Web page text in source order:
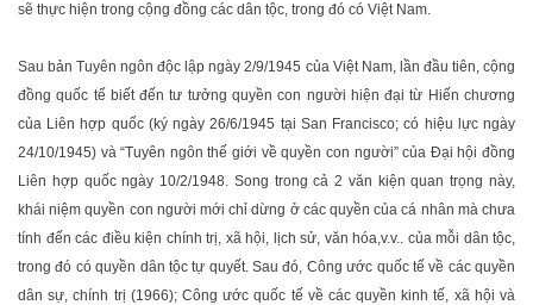
sẽ thực hiện trong cộng đồng các dân tộc, trong đó có Việt Nam.
Sau bản Tuyên ngôn độc lập ngày 2/9/1945 của Việt Nam, lần đầu tiên, cộng
đồng quốc tế biết đến tư tưởng quyền con người hiện đại từ Hiến chương
của Liên hợp quốc (ký ngày 26/6/1945 tại San Francisco; có hiệu lực ngày
24/10/1945) và “Tuyên ngôn thế giới về quyền con người” của Đại hội đồng
Liên hợp quốc ngày 10/2/1948. Song trong cả 2 văn kiện quan trọng này,
khái niệm quyền con người mới chỉ dừng ở các quyền của cá nhân mà chưa
tính đến các điều kiện chính trị, xã hội, lịch sử, văn hóa,v.v.. của mỗi dân tộc,
trong đó có quyền dân tộc tự quyết. Sau đó, Công ước quốc tế về các quyền
dân sự, chính trị (1966); Công ước quốc tế về các quyền kinh tế, xã hội và